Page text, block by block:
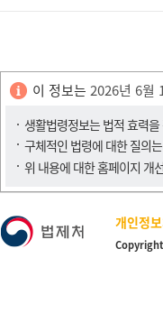
이 정보는 2026년 6월
생활법령정보는 법적 효력
구체적인 법령에 대한 질의
위 내용에 대한 홈페이지 개
개인정